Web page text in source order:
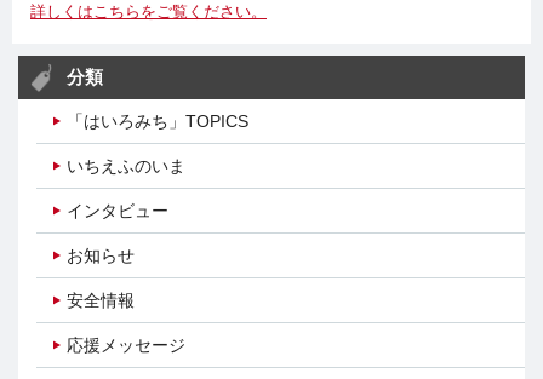
詳しくはこちらをご覧ください。
分類
「はいろみち」TOPICS
いちえふのいま
インタビュー
お知らせ
安全情報
応援メッセージ